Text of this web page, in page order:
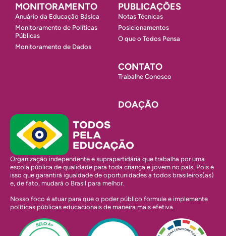
MONITORAMENTO
Anuário da Educação Básica
Monitoramento de Políticas
Públicas
Monitoramento de Dados
PUBLICAÇÕES
Notas Técnicas
Posicionamentos
O que o Todos Pensa
CONTATO
Trabalhe Conosco
DOAÇÃO
Organização independente e suprapartidária que trabalha por uma
escola pública de qualidade para toda criança e jovem no país. Pois é
isso que garantirá igualdade de oportunidades a todos brasileiros(as)
e, de fato, mudará o Brasil para melhor.
Nosso foco é atuar para que o poder público formule e implemente
políticas públicas educacionais de maneira mais efetiva.